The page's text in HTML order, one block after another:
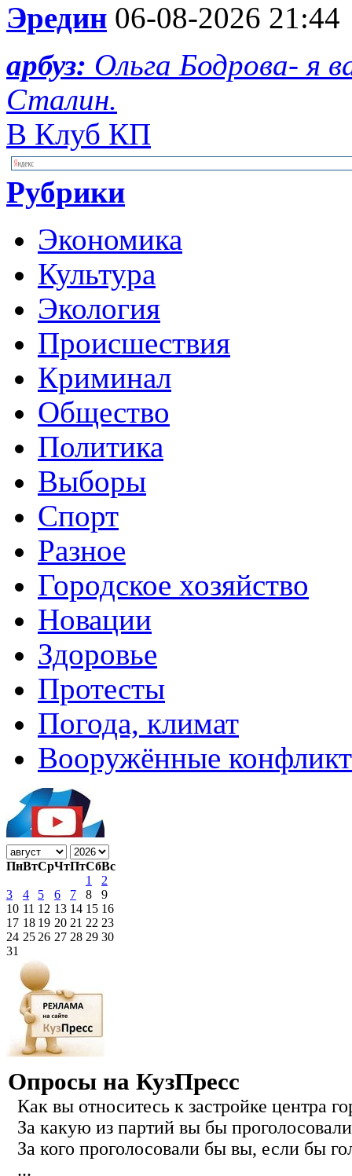
Эредин 06-08-2026 21:44
арбуз: Ольга Бодрова- я
Сталин.
В Клуб КП
Рубрики
Экономика
Культура
Экология
Происшествия
Криминал
Общество
Политика
Выборы
Спорт
Разное
Городское хозяйство
Новации
Здоровье
Протесты
Погода, климат
Вооружённые
ПнВтСрЧтПтСбВс
1
2
3
4 5 6 7 8
9
10 11 12 13 14 15 16
17 18 19 20 21 22 23
24 25 26 27 28 29 30
31
Опросы на КузПресс
Как вы относитесь к застройке центра
За какую из партий вы бы
За кого проголосовали бы вы, если бы
...